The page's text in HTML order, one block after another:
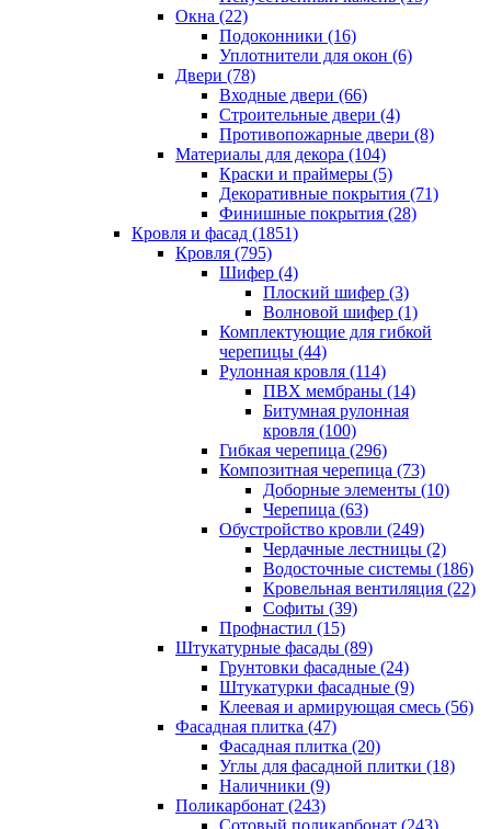
Окна (22)
Подоконники (16)
Уплотнители для окон (6)
Двери (78)
Входные двери (66)
Строительные двери (4)
Противопожарные двери (8)
Материалы для декора (104)
Краски и праймеры (5)
Декоративные покрытия (71)
Финишные покрытия (28)
Кровля и фасад (1851)
Кровля (795)
Шифер (4)
Плоский шифер (3)
Волновой шифер (1)
Комплектующие для гибкой
черепицы (44)
Рулонная кровля (114)
ПВХ мембраны (14)
Битумная рулонная
кровля (100)
Гибкая черепица (296)
Композитная черепица (73)
Доборные элементы (10)
Черепица (63)
Обустройство кровли (249)
Чердачные лестницы (2)
Водосточные системы (186)
Кровельная вентиляция (22)
Cофиты (39)
Профнастил (15)
Штукатурные фасады (89)
Грунтовки фасадные (24)
Штукатурки фасадные (9)
Клеевая и армирующая смесь (56)
Фасадная плитка (47)
Фасадная плитка (20)
Углы для фасадной плитки (18)
Наличники (9)
Поликарбонат (243)
Сотовый поликарбонат (243)